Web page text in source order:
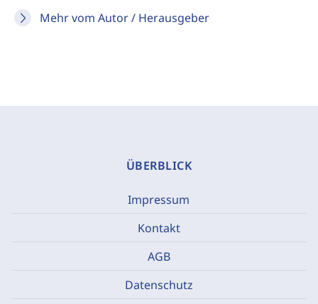
Mehr vom Autor / Herausgeber
ÜBERBLICK
Impressum
Kontakt
AGB
Datenschutz